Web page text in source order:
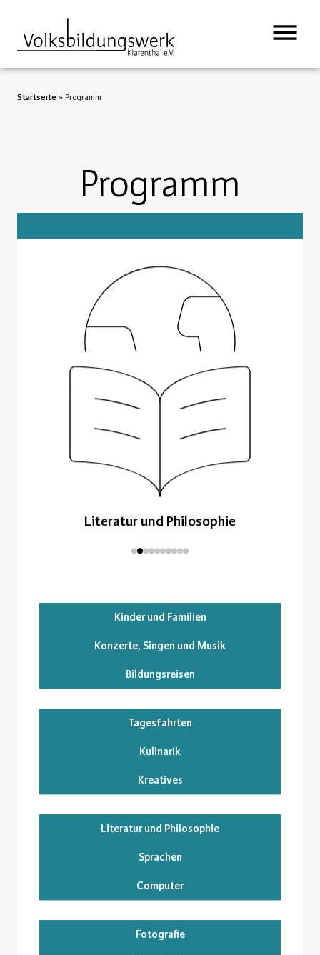
Startseite » Programm
Programm
Literatur und Philosophie
Kinder und Familien
Konzerte, Singen und Musik
Bildungsreisen
Tagesfahrten
Kulinarik
Kreatives
Literatur und Philosophie
Sprachen
Computer
Fotografie